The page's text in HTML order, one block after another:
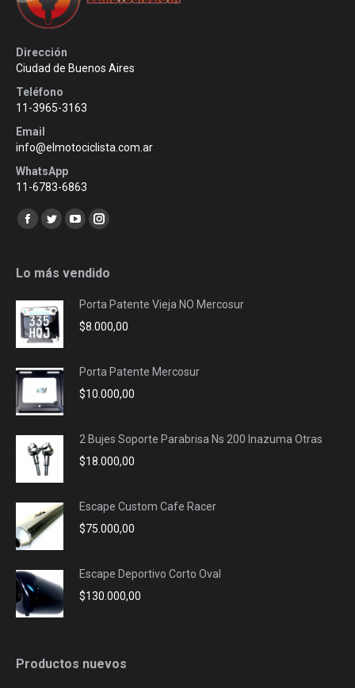
Dirección
Ciudad de Buenos Aires
Teléfono
11-3965-3163
Email
info@elmotociclista.com.ar
WhatsApp
11-6783-6863
Encuéntranos en:
Facebook
opens
new
window
Twitter
opens
new
window
YouTube
opens
new
window
Instagram
opens
new
window
Lo más vendido
Porta Patente Vieja NO Mercosur
$8.000,00
Porta Patente Mercosur
$10.000,00
2 Bujes Soporte Parabrisa Ns 200 Inazuma Otras
$18.000,00
Escape Custom Cafe Racer
$75.000,00
Escape Deportivo Corto Oval
$130.000,00
Productos nuevos